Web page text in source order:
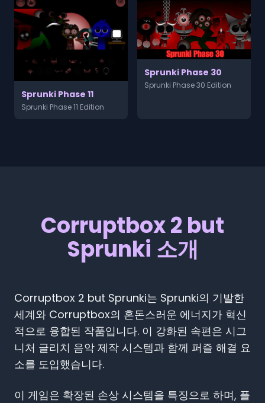
Sprunki Phase 11
Sprunki Phase 11 Edition
Sprunki Phase 30
Sprunki Phase 30 Edition
Corruptbox 2 but
Sprunki 소개
Corruptbox 2 but Sprunki는 Sprunki의 기발한
세계와 Corruptbox의 혼돈스러운 에너지가 혁신
적으로 융합된 작품입니다. 이 강화된 속편은 시그
니처 글리치 음악 제작 시스템과 함께 퍼즐 해결 요
소를 도입했습니다.
이 게임은 확장된 손상 시스템을 특징으로 하며, 플